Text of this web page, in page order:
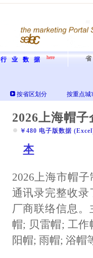
行业数据 here
按省区划分 按重点城
2026上海帽
￥480 电子版数据
本
2026上海市帽
通讯录完整收
厂商联络信息
帽; 贝雷帽; 工
阳帽; 雨帽; 浴帽